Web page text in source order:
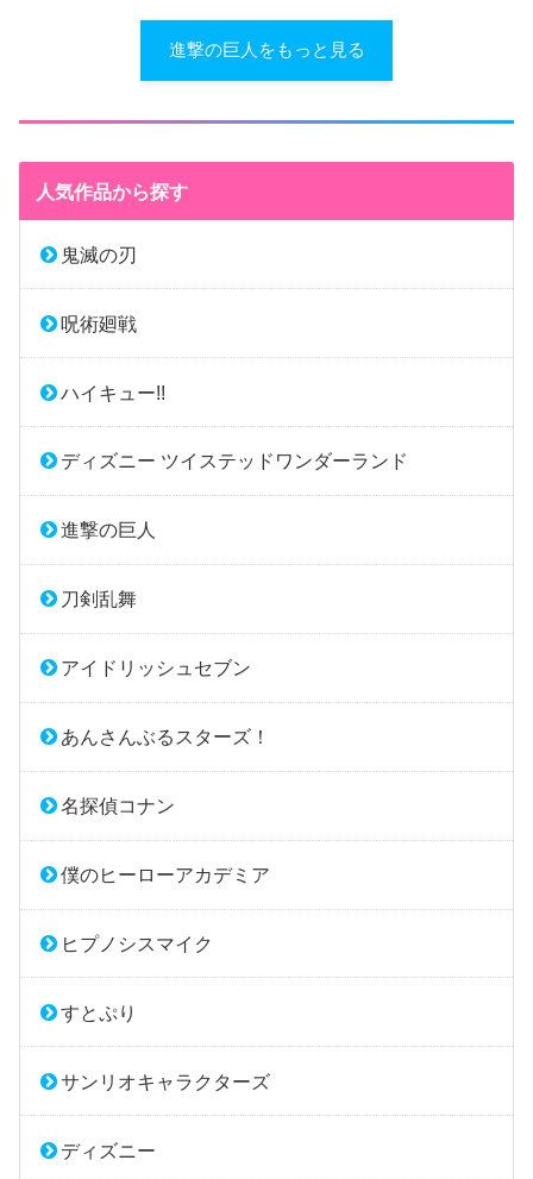
進撃の巨人をもっと見る
人気作品から探す
鬼滅の刃
呪術廻戦
ハイキュー!!
ディズニー ツイステッドワンダーランド
進撃の巨人
刀剣乱舞
アイドリッシュセブン
あんさんぶるスターズ！
名探偵コナン
僕のヒーローアカデミア
ヒプノシスマイク
すとぷり
サンリオキャラクターズ
ディズニー